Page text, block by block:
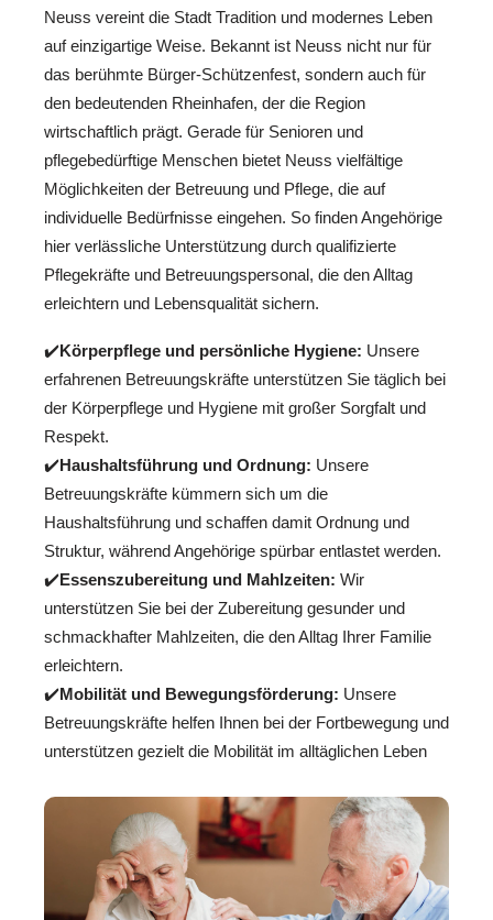
Neuss vereint die Stadt Tradition und modernes Leben
auf einzigartige Weise. Bekannt ist Neuss nicht nur für
das berühmte Bürger-Schützenfest, sondern auch für
den bedeutenden Rheinhafen, der die Region
wirtschaftlich prägt. Gerade für Senioren und
pflegebedürftige Menschen bietet Neuss vielfältige
Möglichkeiten der Betreuung und Pflege, die auf
individuelle Bedürfnisse eingehen. So finden Angehörige
hier verlässliche Unterstützung durch qualifizierte
Pflegekräfte und Betreuungspersonal, die den Alltag
erleichtern und Lebensqualität sichern.
✔️Körperpflege und persönliche Hygiene: Unsere
erfahrenen Betreuungskräfte unterstützen Sie täglich bei
der Körperpflege und Hygiene mit großer Sorgfalt und
Respekt.
✔️Haushaltsführung und Ordnung: Unsere
Betreuungskräfte kümmern sich um die
Haushaltsführung und schaffen damit Ordnung und
Struktur, während Angehörige spürbar entlastet werden.
✔️Essenszubereitung und Mahlzeiten: Wir
unterstützen Sie bei der Zubereitung gesunder und
schmackhafter Mahlzeiten, die den Alltag Ihrer Familie
erleichtern.
✔️Mobilität und Bewegungsförderung: Unsere
Betreuungskräfte helfen Ihnen bei der Fortbewegung und
unterstützen gezielt die Mobilität im alltäglichen Leben